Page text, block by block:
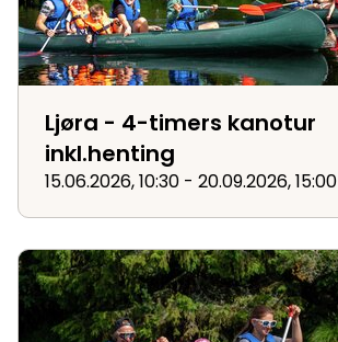
Ljøra - 4-timers kanotur
inkl.henting
15.06.2026, 10:30 - 20.09.2026, 15:00
Ljøra - kano dagstur inkl.henting